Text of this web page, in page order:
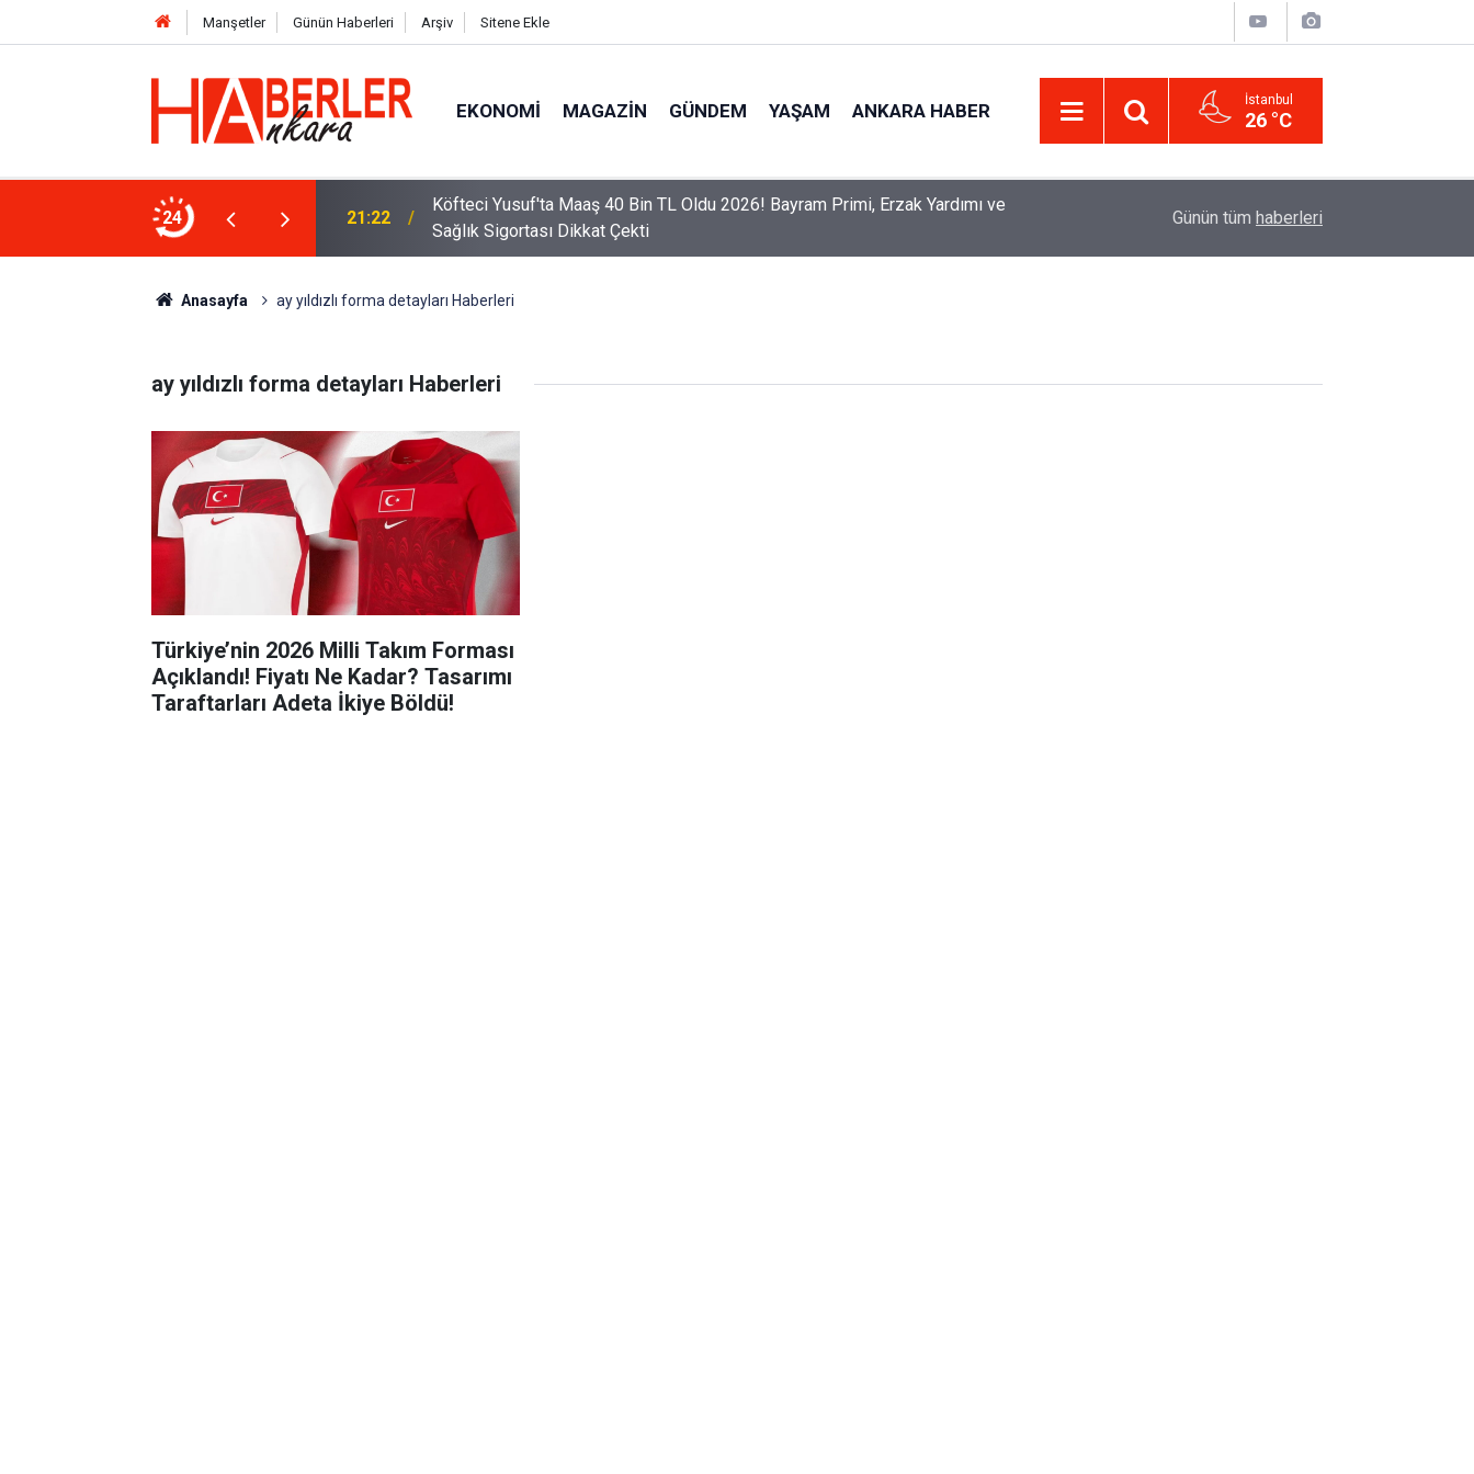
Manşetler Günün Haberleri Arşiv Sitene Ekle
EKONOMI MAGAZIN GÜNDEM YAŞAM ANKARA HABER İstanbul
26 °C
24
Hakan Fidan’ı Murat Aygen
21:22
Köfteci Yusuf'ta Maaş 40 Bin TL Oldu 2026! Bayram Primi, Erzak Yardımı ve
Sağlık Sigortası Dikkat Çekti
Sürücüler Dikkat! Yeni Dönemde 3 İhlal Ehliyet
Günün tüm haberleri
Anasayfa ay yıldızlı forma detayları Haberleri
ay yıldızlı forma detayları Haberleri
Türkiye’nin 2026 Milli Takım Forması
Açıklandı! Fiyatı Ne Kadar? Tasarımı
Taraftarları Adeta İkiye Böldü!